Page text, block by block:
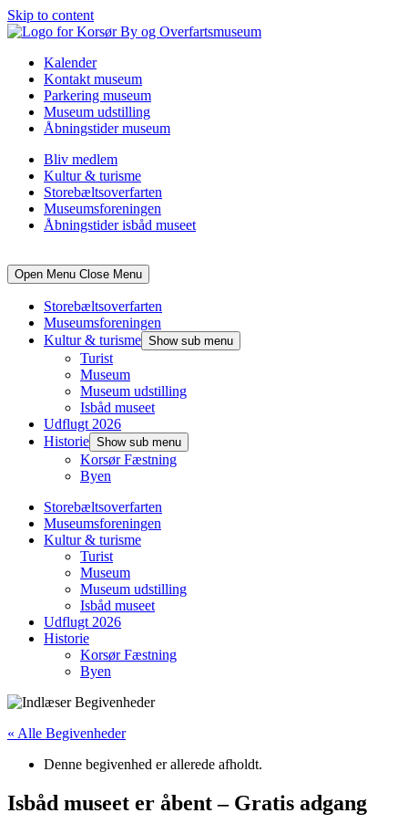
Skip to content
Kalender
Kontakt museum
Parkering museum
Museum udstilling
Åbningstider museum
Bliv medlem
Kultur & turisme
Storebæltsoverfarten
Museumsforeningen
Åbningstider isbåd museet
Open Menu Close Menu
Storebæltsoverfarten
Museumsforeningen
Kultur & turisme Show sub menu
Turist
Museum
Museum udstilling
Isbåd museet
Udflugt 2026
Historie Show sub menu
Korsør Fæstning
Byen
Storebæltsoverfarten
Museumsforeningen
Kultur & turisme
Turist
Museum
Museum udstilling
Isbåd museet
Udflugt 2026
Historie
Korsør Fæstning
Byen
« Alle Begivenheder
Denne begivenhed er allerede afholdt.
Isbåd museet er åbent – Gratis adgang